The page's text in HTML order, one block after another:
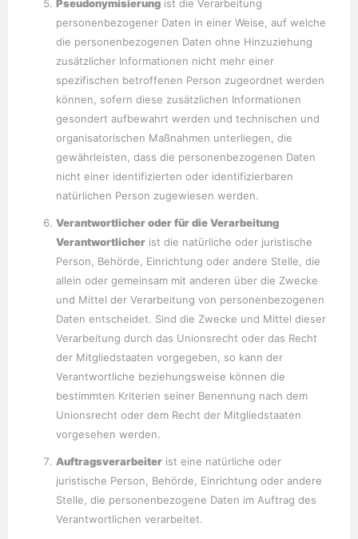
Pseudonymisierung ist die Verarbeitung
personenbezogener Daten in einer Weise, auf welche
die personenbezogenen Daten ohne Hinzuziehung
zusätzlicher Informationen nicht mehr einer
spezifischen betroffenen Person zugeordnet werden
können, sofern diese zusätzlichen Informationen
gesondert aufbewahrt werden und technischen und
organisatorischen Maßnahmen unterliegen, die
gewährleisten, dass die personenbezogenen Daten
nicht einer identifizierten oder identifizierbaren
natürlichen Person zugewiesen werden.
Verantwortlicher oder für die Verarbeitung
Verantwortlicher ist die natürliche oder juristische
Person, Behörde, Einrichtung oder andere Stelle, die
allein oder gemeinsam mit anderen über die Zwecke
und Mittel der Verarbeitung von personenbezogenen
Daten entscheidet. Sind die Zwecke und Mittel dieser
Verarbeitung durch das Unionsrecht oder das Recht
der Mitgliedstaaten vorgegeben, so kann der
Verantwortliche beziehungsweise können die
bestimmten Kriterien seiner Benennung nach dem
Unionsrecht oder dem Recht der Mitgliedstaaten
vorgesehen werden.
Auftragsverarbeiter ist eine natürliche oder
juristische Person, Behörde, Einrichtung oder andere
Stelle, die personenbezogene Daten im Auftrag des
Verantwortlichen verarbeitet.